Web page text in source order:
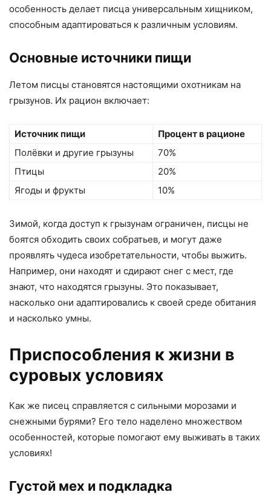
особенность делает писца универсальным хищником,
способным адаптироваться к различным условиям.
Основные источники пищи
Летом писцы становятся настоящими охотникам на
грызунов. Их рацион включает:
Источник пищи
Процент в рационе
Полёвки и другие грызуны
70%
Птицы
20%
Ягоды и фрукты
10%
Зимой, когда доступ к грызунам ограничен, писцы не
боятся обходить своих собратьев, и могут даже
проявлять чудеса изобретательности, чтобы выжить.
Например, они находят и сдирают снег с мест, где
знают, что находятся грызуны. Это показывает,
насколько они адаптировались к своей среде обитания
и насколько умны.
Приспособления к жизни в
суровых условиях
Как же писец справляется с сильными морозами и
снежными бурями? Его тело наделено множеством
особенностей, которые помогают ему выживать в таких
условиях!
Густой мех и подкладка